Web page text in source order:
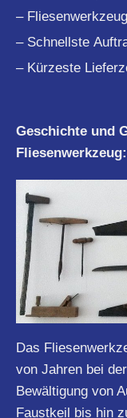
–
– Schnellste
– Kürzeste
Geschichte und
Fliesenwerkzeug:
Das
von Jahren bei
Bewältigung von
Faustkeil bis hin